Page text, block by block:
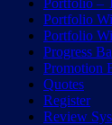
Portfolio –
Portfolio
Portfolio
Progress
Promotion
Quotes
Register
Review